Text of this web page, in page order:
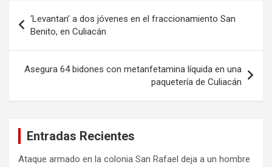
de
entradas
‘Levantan’ a dos jóvenes en el fraccionamiento San
Benito, en Culiacán
Asegura 64 bidones con metanfetamina líquida en una
paquetería de Culiacán
Entradas Recientes
Ataque armado en la colonia San Rafael deja a un hombre